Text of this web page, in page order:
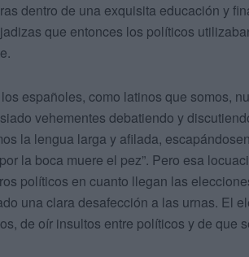
dentro de una exquisita educación y
que entonces los políticos
españoles, como latinos que somos,
vehementes debatiendo y
la lengua larga y afilada,
la boca muere el pez”. Pero esa
políticos en cuanto llegan las
una clara desafección a las urnas. El
de oír insultos entre políticos y de que